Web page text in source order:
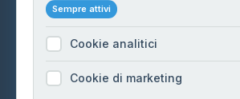
Cookie Policy
Preferenze Cookie
Sempre attivi
Cookie analitici
Cookie di marketing